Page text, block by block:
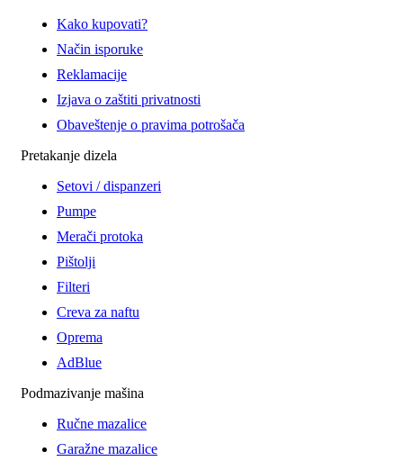
Kako kupovati?
Način isporuke
Reklamacije
Izjava o zaštiti privatnosti
Obaveštenje o pravima potrošača
Pretakanje dizela
Setovi / dispanzeri
Pumpe
Merači protoka
Pištolji
Filteri
Creva za naftu
Oprema
AdBlue
Podmazivanje mašina
Ručne mazalice
Garažne mazalice